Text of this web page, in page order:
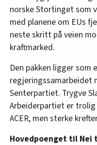
norske Stortinget som
med planene om EUs
neste skritt på veien
kraftmarked.
Den pakken ligger
regjeringssamarbeidet
Senterpartiet. Trygve
Arbeiderpartiet er
ACER, men sterke
Hovedpoenget til Nei